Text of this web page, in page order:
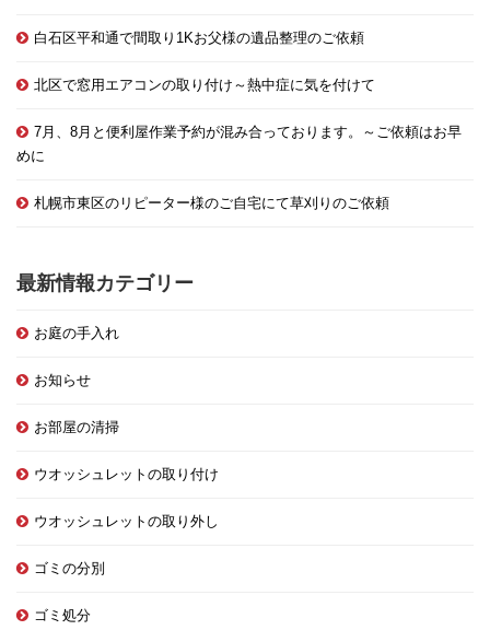
白石区平和通で間取り1Kお父様の遺品整理のご依頼
北区で窓用エアコンの取り付け～熱中症に気を付けて
7月、8月と便利屋作業予約が混み合っております。～ご依頼はお早
めに
札幌市東区のリピーター様のご自宅にて草刈りのご依頼
最新情報カテゴリー
お庭の手入れ
お知らせ
お部屋の清掃
ウオッシュレットの取り付け
ウオッシュレットの取り外し
ゴミの分別
ゴミ処分